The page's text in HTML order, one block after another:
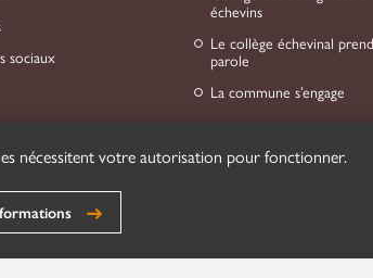
sociaux
échevins
Le collège échevinal
parole
La commune s’engage
nécessitent votre autorisation pour fonctionner.